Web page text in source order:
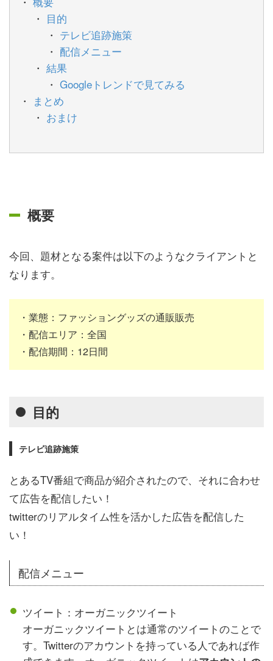
目的
テレビ追跡施策
配信メニュー
結果
Googleトレンドで見てみる
まとめ
おまけ
概要
今回、題材となる案件は以下のようなクライアントと
なります。
・業態：ファッショングッズの通販販売
・配信エリア：全国
・配信期間：12日間
目的
テレビ追跡施策
とあるTV番組で商品が紹介されたので、それに合わせ
て広告を配信したい！
twitterのリアルタイム性を活かした広告を配信した
い！
配信メニュー
ツイート：オーガニックツイート
オーガニックツイートとは通常のツイートのことで
す。Twitterのアカウントを持っている人であれば作